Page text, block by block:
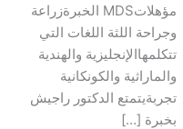
مؤهلاتMDS الخبرةزراعة
وجراحة اللثة اللغات التي
تتكلمهاالإنجليزية والهندية
والماراثية والكونكانية
تجربةيتمتع الدكتور راجيش
بخبرة […]